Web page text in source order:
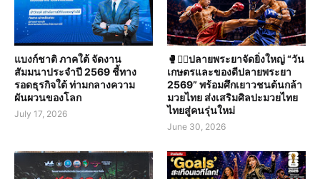
แบงก์ชาติ ภาคใต้ จัดงาน
สัมมนาประจำปี 2569 ชี้ทาง
รอดธุรกิจใต้ ท่ามกลางความ
ผันผวนของโลก
July 17, 2026
🥊🤼‍♀️ปลายพระยาจัดยิ่งใหญ่ “วัน
เกษตรและของดีปลายพระยา
2569” พร้อมศึกเยาวชนต้นกล้า
มวยไทย ส่งเสริมศิลปะมวยไทย
ไทยสู่คนรุ่นใหม่
June 30, 2026